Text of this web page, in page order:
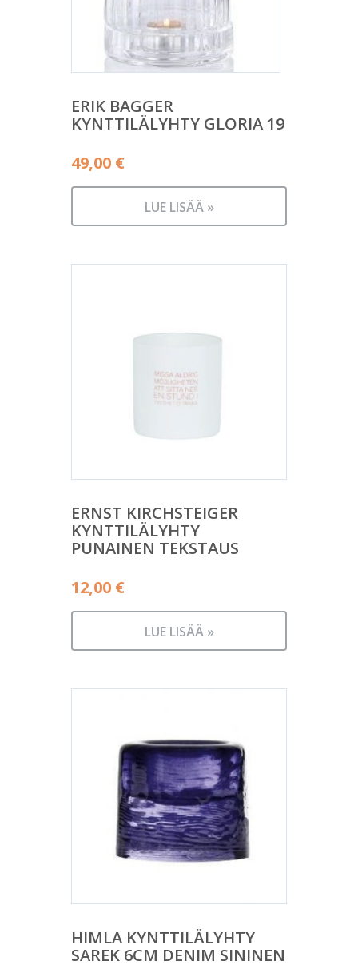
ERIK BAGGER
KYNTTILÄLYHTY GLORIA 19
49,00 €
LUE LISÄÄ »
ERNST KIRCHSTEIGER
KYNTTILÄLYHTY
PUNAINEN TEKSTAUS
12,00 €
LUE LISÄÄ »
HIMLA KYNTTILÄLYHTY
SAREK 6CM DENIM SININEN